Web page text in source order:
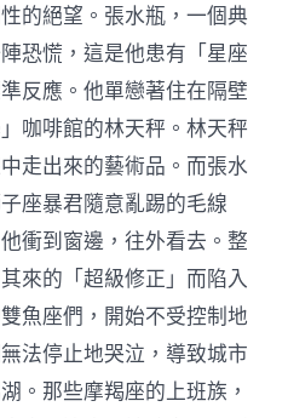
的絕望。張水瓶，一個典
恐慌，這是他患有「星座
反應。他單戀著住在隔壁
咖啡館的林天秤。林天秤
走出來的藝術品。而張水
座暴君隨意亂踢的毛線
衝到窗邊，往外看去。整
來的「超級修正」而陷入
魚座們，開始不受控制地
法停止地哭泣，導致城市
。那些摩羯座的上班族，